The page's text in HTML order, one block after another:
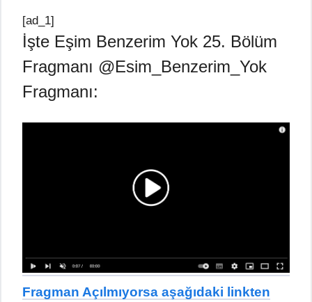
[ad_1]
İşte Eşim Benzerim Yok 25. Bölüm
Fragmanı @Esim_Benzerim_Yok
Fragmanı:
Fragman Açılmıyorsa aşağıdaki linkten